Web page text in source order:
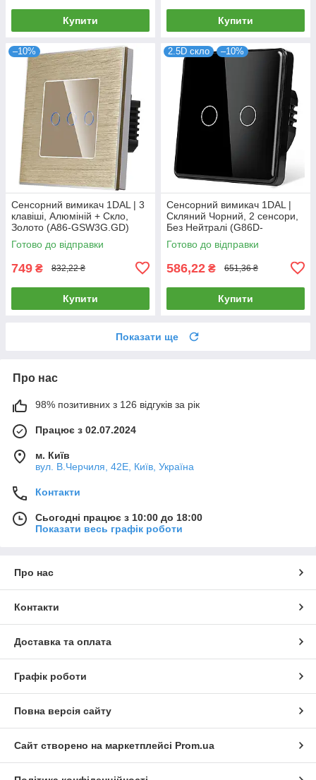
Купити Купити
–10%
Сенсорний вимикач 1DAL | 3
клавіші, Алюміній + Скло,
Золото (A86-GSW3G.GD)
Готово до відправки
749 ₴ 832,22 ₴
Купити
2.5D скло –10%
Сенсорний вимикач 1DAL |
Скляний Чорний, 2 сенсори,
Без Нейтралі (G86D-
SW2G.SL.BL)
Готово до відправки
586,22 ₴ 651,36 ₴
Купити
Показати ще
Про нас
98% позитивних з 126 відгуків за рік
Працює з 02.07.2024
м. Київ
вул. В.Черчиля, 42Е, Київ, Україна
Контакти
Сьогодні працює з 10:00 до 18:00
Показати весь графік роботи
Про нас
Контакти
Доставка та оплата
Графік роботи
Повна версія сайту
Сайт створено на маркетплейсі Prom.ua